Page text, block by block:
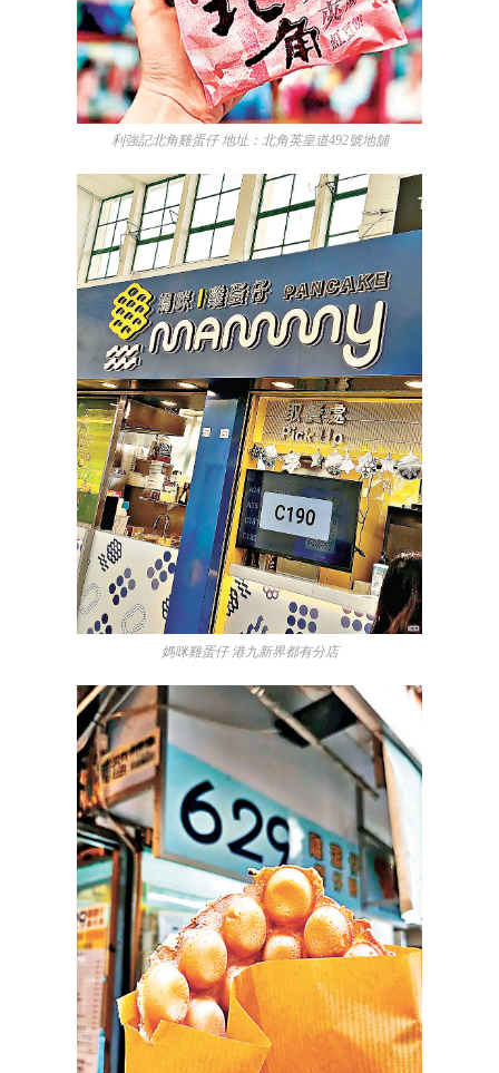
利強記北角雞蛋仔 地址：北角英皇道492號地舖
媽咪雞蛋仔 港九新界都有分店